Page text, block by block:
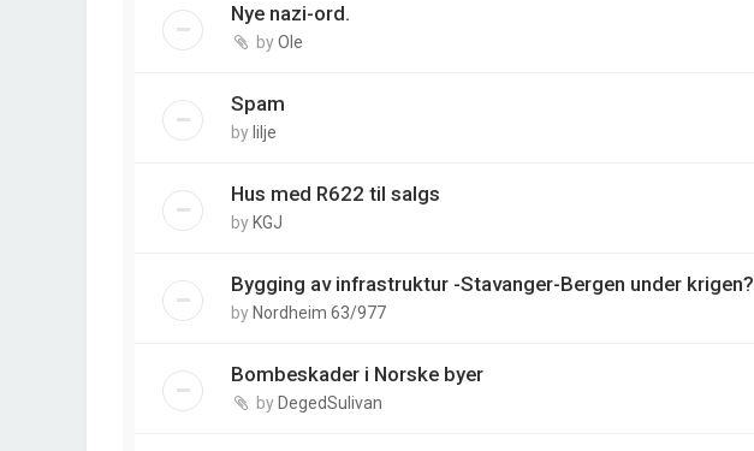
Nye nazi-ord.
byOle
Spam
by lilje
Hus med R622 til salgs
by KGJ
Bygging av infrastruktur -Stavanger-Bergen under krigen?
by Nordheim 63/977
Bombeskader i Norske byer
by DegedSulivan